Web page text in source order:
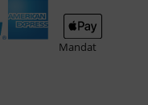
Mandat